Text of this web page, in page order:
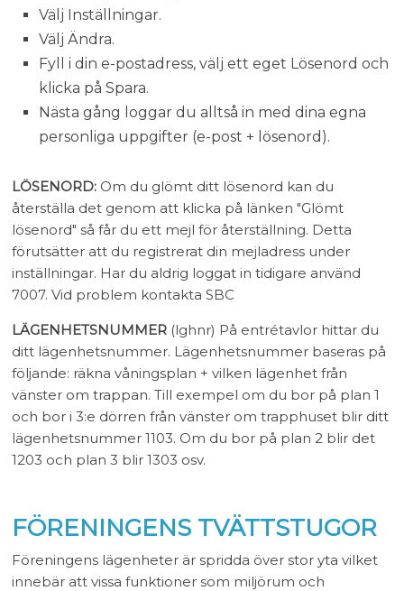
Välj Inställningar.
Välj Ändra.
Fyll i din e-postadress, välj ett eget Lösenord och
klicka på Spara.
Nästa gång loggar du alltså in med dina egna
personliga uppgifter (e-post + lösenord).
LÖSENORD: Om du glömt ditt lösenord kan du
återställa det genom att klicka på länken "Glömt
lösenord" så får du ett mejl för återställning. Detta
förutsätter att du registrerat din mejladress under
inställningar. Har du aldrig loggat in tidigare använd
7007. Vid problem kontakta SBC
LÄGENHETSNUMMER (lghnr) På entrétavlor hittar du
ditt lägenhetsnummer. Lägenhetsnummer baseras på
följande: räkna våningsplan + vilken lägenhet från
vänster om trappan. Till exempel om du bor på plan 1
och bor i 3:e dörren från vänster om trapphuset blir ditt
lägenhetsnummer 1103. Om du bor på plan 2 blir det
1203 och plan 3 blir 1303 osv.
FÖRENINGENS TVÄTTSTUGOR
Föreningens lägenheter är spridda över stor yta vilket
innebär att vissa funktioner som miljörum och